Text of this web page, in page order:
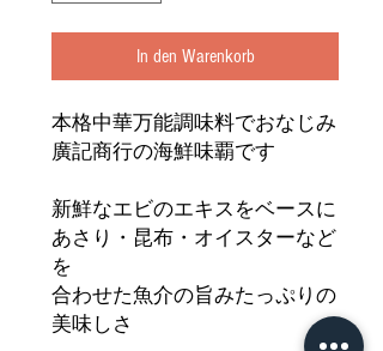
In den Warenkorb
本格中華万能調味料でおなじみ
廣記商行の海鮮味覇です
新鮮なエビのエキスをベースに
あさり・昆布・オイスターなど
を
合わせた魚介の旨みたっぷりの
美味しさ